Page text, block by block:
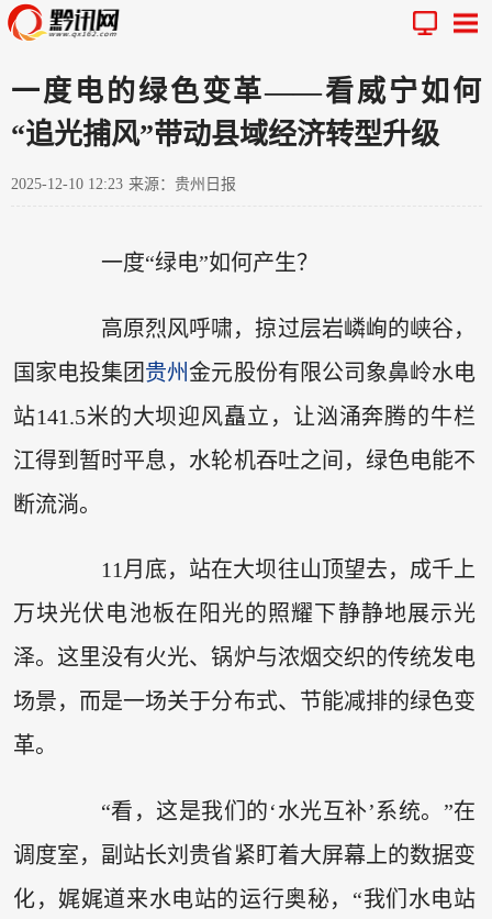
一度电的绿色变革——看威宁如何
“追光捕风”带动县域经济转型升级
2025-12-10 12:23 来源：贵州日报
一度“绿电”如何产生？
高原烈风呼啸，掠过层岩嶙峋的峡谷，
国家电投集团 贵州金元股份有限公司象鼻岭水电
站141.5米的大坝迎风矗立，让汹涌奔腾的牛栏
江得到暂时平息，水轮机吞吐之间，绿色电能不
断流淌。
11月底，站在大坝往山顶望去，成千上
万块光伏电池板在阳光的照耀下静静地展示光
泽。这里没有火光、锅炉与浓烟交织的传统发电
场景，而是一场关于分布式、节能减排的绿色变
革。
“看，这是我们的‘水光互补’系统。”在
调度室，副站长刘贵省紧盯着大屏幕上的数据变
化，娓娓道来水电站的运行奥秘，“我们水电站